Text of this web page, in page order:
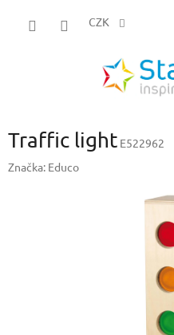
CZK
Traffic light E522962
Značka: Educo